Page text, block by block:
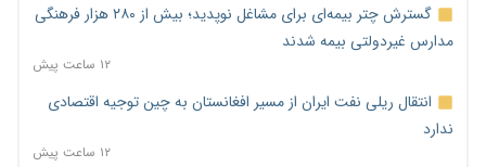
گسترش چتر بیمه‌ای برای مشاغل نوپدید؛ بیش از ۲۸۰ هزار فرهنگی
مدارس غیردولتی بیمه شدند
۱۲ ساعت پیش
انتقال ریلی نفت ایران از مسیر افغانستان به چین توجیه اقتصادی
ندارد
۱۲ ساعت پیش